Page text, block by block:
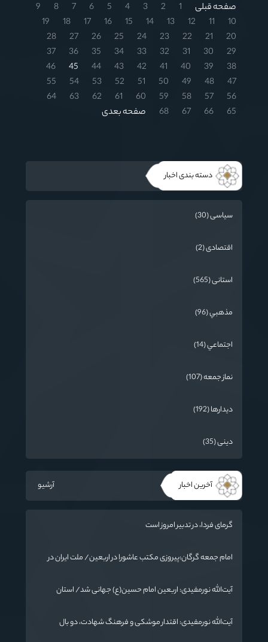
صفحه قبلی 1
2
3
4
5
6
7
8
9
10
11
12
13
14
15
16
17
18
19
20
21
22
23
24
25
26
27
28
29
30
31
32
33
34
35
36
37
38
39
40
41
42
43
44
45
46
47
48
49
50
51
52
53
54
55
56
57
58
59
60
61
62
63
64
65
66
67
68 صفحه بعدی
دسته بندی اخبار
سیاسی (30)
اقتصادی (2)
استانی (565)
مذهبي (96)
اجتماعي (14)
نماز جمعه (107)
دیدارها (192)
دینی (35)
آخرین اخبار آرشیو
گرمای فردا، در تدبیر امروز است
امام جمعه گرگان:پیروزی مکتب عاشورا در اربعین/ ملت ایران در
آیت‌الله نورمفیدی: اربعین امام حسین(ع) جهانی شد/ استان
دارد
آیت‌الله نورمفیدی: اقتدار موشکی و فرهنگ شهادت، دو بال